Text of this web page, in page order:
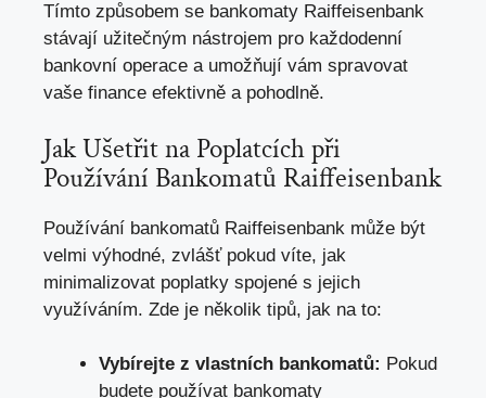
Tímto způsobem se bankomaty Raiffeisenbank
stávají užitečným nástrojem pro každodenní
bankovní operace a umožňují vám spravovat
vaše finance efektivně a pohodlně.
Jak Ušetřit na Poplatcích při
Používání Bankomatů Raiffeisenbank
Používání bankomatů Raiffeisenbank může být
velmi výhodné, zvlášť pokud víte, jak
minimalizovat poplatky spojené s jejich
využíváním. Zde je několik tipů, jak na to:
Vybírejte z vlastních bankomatů: Pokud
budete používat bankomaty